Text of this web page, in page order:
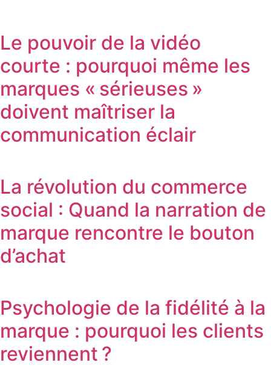
Le pouvoir de la vidéo
courte : pourquoi même les
marques « sérieuses »
doivent maîtriser la
communication éclair
La révolution du commerce
social : Quand la narration de
marque rencontre le bouton
d’achat
Psychologie de la fidélité à la
marque : pourquoi les clients
reviennent ?